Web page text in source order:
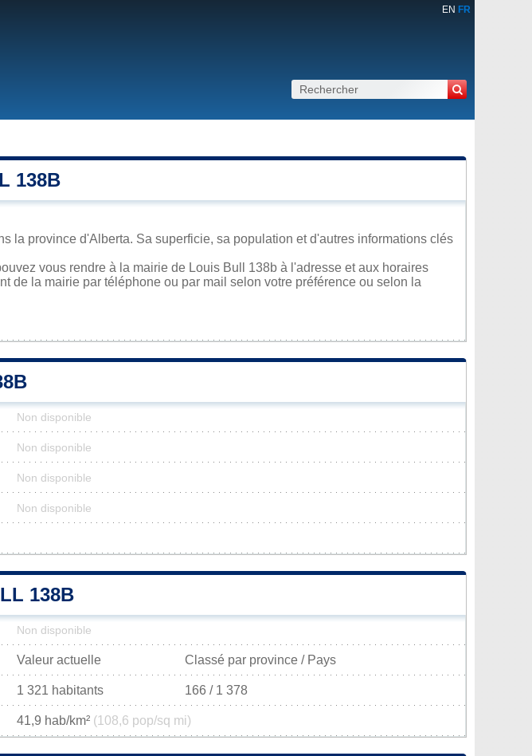
EN FR
138B
la province d'Alberta. Sa superficie, sa population et d'autres informations clés
vous rendre à la mairie de Louis Bull 138b à l'adresse et aux horaires
de la mairie par téléphone ou par mail selon votre préférence ou selon la
Non disponible
Non disponible
Non disponible
Non disponible
138B
Non disponible
Valeur actuelle Classé par province / Pays
1 321 habitants 166 / 1 378
41,9 hab/km² (108,6 pop/sq mi)